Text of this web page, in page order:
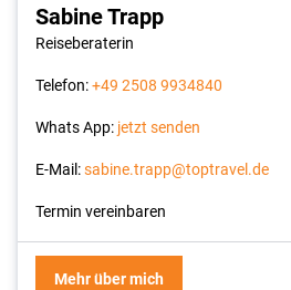
Sabine Trapp
Reiseberaterin
Telefon:+49 2508 9934840
Whats App: jetzt senden
E-Mail:sabine.trapp@toptravel.de
Termin vereinbaren
Mehr über mich